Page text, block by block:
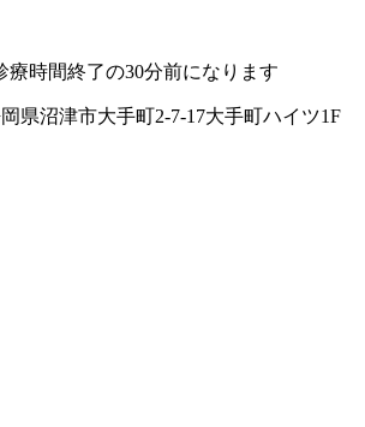
時間終了の30分前になります
岡県沼津市大手町2-7-17大手町ハイツ1F